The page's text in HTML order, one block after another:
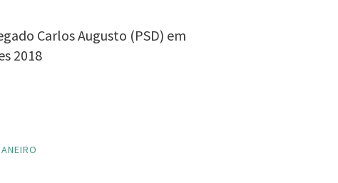
Carlos Augusto (PSD) em
2018